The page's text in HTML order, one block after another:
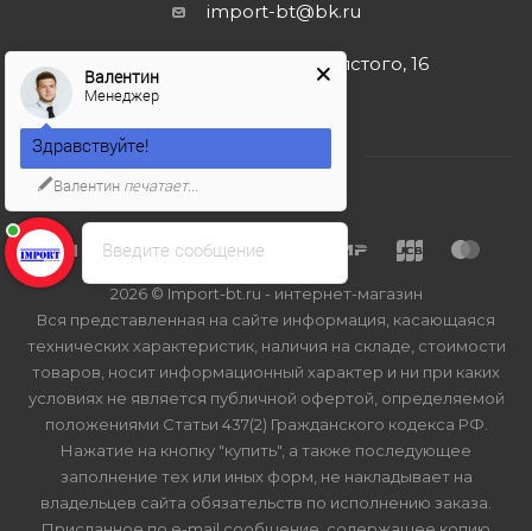
import-bt@bk.ru
г. Москва, ул. Льва Толстого, 16
2026 © Import-bt.ru - интернет-магазин
Вся представленная на сайте информация, касающаяся
технических характеристик, наличия на складе, стоимости
товаров, носит информационный характер и ни при каких
условиях не является публичной офертой, определяемой
положениями Статьи 437(2) Гражданского кодекса РФ.
Нажатие на кнопку "купить", а также последующее
заполнение тех или иных форм, не накладывает на
владельцев сайта обязательств по исполнению заказа.
Введите сообщение
Валентин
Менеджер
Здравствуйте!
Валентин печатает...